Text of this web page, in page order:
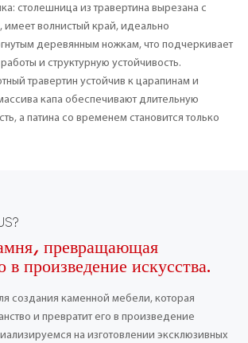
столешница из травертина вырезана с
имеет волнистый край, идеально
деревянным ножкам, что подчеркивает
и структурную устойчивость.
травертин устойчив к царапинам и
капа обеспечивают длительную
а патина со временем становится только
превращающая
в произведение искусства.
создания каменной мебели, которая
и превратит его в произведение
на изготовлении эксклюзивных